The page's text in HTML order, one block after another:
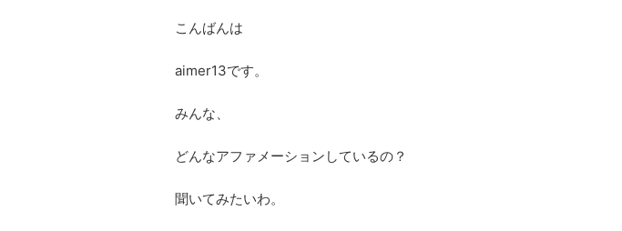
こんばんは
aimer13です。
みんな、
どんなアファメーションしているの？
聞いてみたいわ。